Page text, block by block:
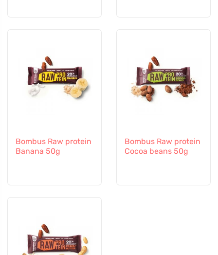
Bombus Raw protein
Banana 50g
Bombus Raw protein
Cocoa beans 50g